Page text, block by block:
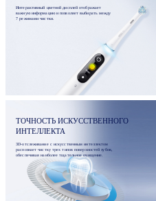
Интерактивный цветной дисплей отображает
важную информацию и позволяет выбирать между
7 режимами чистки.
ТОЧНОСТЬ ИСКУССТВЕННОГО
ИНТЕЛЛЕКТА
3D-отслеживание с искусственным интеллектом
распознает чистку трех типов поверхностей зубов,
обеспечивая наиболее тщательное очищение.